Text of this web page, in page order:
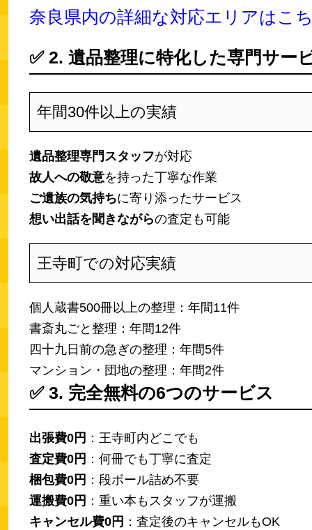
奈良県内の詳細な対応エリアはこ
✅ 2. 遺品整理に特化した専門サー
年間30件以上の実績
遺品整理専門スタッフが対応
故人への敬意を持った丁寧な作業
ご遺族の気持ちに寄り添ったサービス
想い出話を聞きながらの査定も可能
王寺町での対応実績
個人蔵書500冊以上の整理：年間11件
書斎丸ごと整理：年間12件
四十九日前の急ぎの整理：年間5件
マンション・団地の整理：年間2件
✅ 3. 完全無料の6つのサービス
出張費0円 ：王寺町内どこでも
査定費0円 ：何冊でも丁寧に査定
梱包費0円 ：段ボール詰め不要
運搬費0円 ：重い本もスタッフが運搬
キャンセル費0円 ：査定後のキャンセルもOK